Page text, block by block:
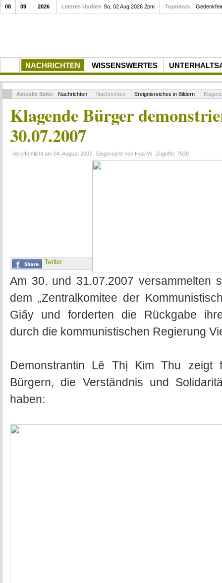
NACHRICHTEN WISSENSWERTES
08 09 2026 Letztes Update So, 02 Aug 2026 2pm Topnews:
Aktuelle Seite: Nachrichten Nachrichten Ereignisreiches in Bildern
Klagende Bürger
30.07.2007
Veröffentlicht am 04. August 2007 Eingereicht von Hoa Mi Zugriffe: 7539
Twitter
Am 30. und 31.07.2007 versammelten
dem „Zentralkomitee der
Giấy und forderten die Rückgabe
durch die kommunistischen Regierung
Demonstrantin Lê Thị Kim Thu zeigt
Bürgern, die Verständnis und
haben: